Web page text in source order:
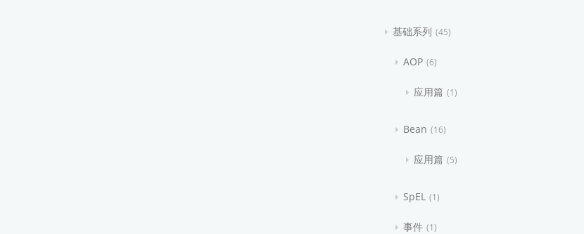
基础系列 45
AOP 6
应用篇 1
Bean 16
应用篇 5
SpEL 1
事件 1